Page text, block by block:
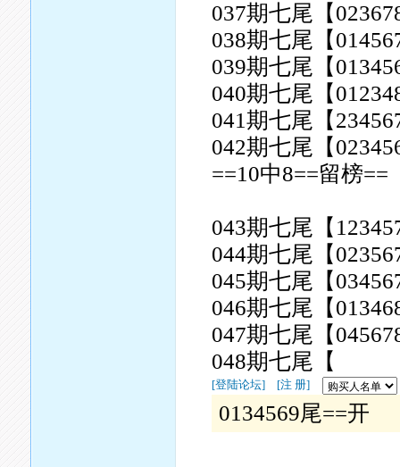
037期七尾【
038期七尾【
039期七尾【
040期七尾【
041期七尾【
042期七尾【
==10中8==留榜==
043期七尾【
044期七尾【
045期七尾【
046期七尾【
047期七尾【
048期七尾【
[登陆论坛] [注 册]
0134569尾==开